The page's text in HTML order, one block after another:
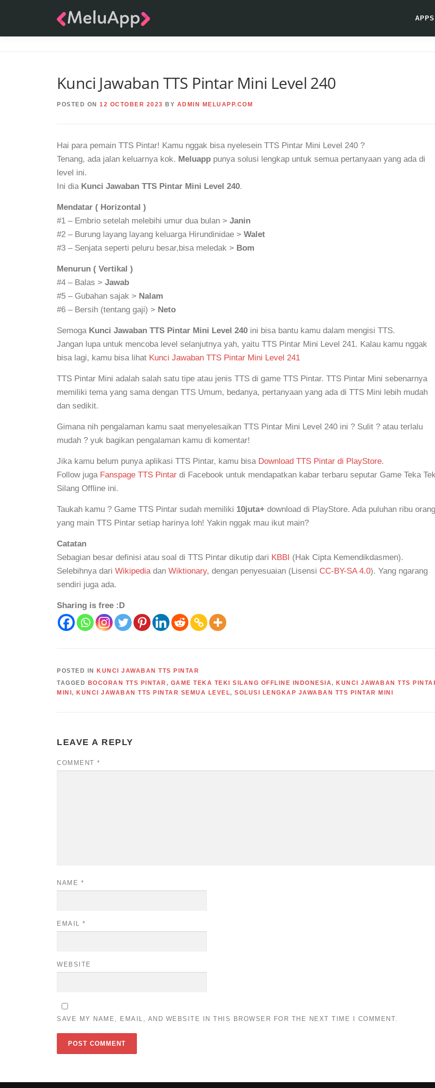
APPS
Kunci Jawaban TTS Pintar Mini Level 240
POSTED ON 12 OCTOBER 2023 BY ADMIN MELUAPP.COM
Hai para pemain TTS Pintar! Kamu nggak bisa nyelesein TTS Pintar Mini Level 240 ?
Tenang, ada jalan keluarnya kok. Meluapp punya solusi lengkap untuk semua pertanyaan yang ada di
level ini.
Ini dia Kunci Jawaban TTS Pintar Mini Level 240.
Mendatar ( Horizontal )
#1 – Embrio setelah melebihi umur dua bulan > Janin
#2 – Burung layang layang keluarga Hirundinidae > Walet
#3 – Senjata seperti peluru besar,bisa meledak > Bom
Menurun ( Vertikal )
#4 – Balas > Jawab
#5 – Gubahan sajak > Nalam
#6 – Bersih (tentang gaji) > Neto
Semoga Kunci Jawaban TTS Pintar Mini Level 240 ini bisa bantu kamu dalam mengisi TTS.
Jangan lupa untuk mencoba level selanjutnya yah, yaitu TTS Pintar Mini Level 241. Kalau kamu nggak
bisa lagi, kamu bisa lihat Kunci Jawaban TTS Pintar Mini Level 241
TTS Pintar Mini adalah salah satu tipe atau jenis TTS di game TTS Pintar. TTS Pintar Mini sebenarnya
memiliki tema yang sama dengan TTS Umum, bedanya, pertanyaan yang ada di TTS Mini lebih mudah
dan sedikit.
Gimana nih pengalaman kamu saat menyelesaikan TTS Pintar Mini Level 240 ini ? Sulit ? atau terlalu
mudah ? yuk bagikan pengalaman kamu di komentar!
Jika kamu belum punya aplikasi TTS Pintar, kamu bisa Download TTS Pintar di PlayStore.
Follow juga Fanspage TTS Pintar di Facebook untuk mendapatkan kabar terbaru seputar Game Teka
Silang Offline ini.
Taukah kamu ? Game TTS Pintar sudah memiliki 10juta+ download di PlayStore. Ada puluhan ribu orang
yang main TTS Pintar setiap harinya loh! Yakin nggak mau ikut main?
Catatan
Sebagian besar definisi atau soal di TTS Pintar dikutip dari KBBI (Hak Cipta Kemendikdasmen).
Selebihnya dari Wikipediadan Wiktionary, dengan penyesuaian (Lisensi CC-BY-SA 4.0). Yang ngarang
sendiri juga ada.
Sharing is free :D
POSTED IN
KUNCI JAWABAN TTS PINTAR
TAGGED
BOCORAN TTS PINTAR , GAME TEKA TEKI SILANG OFFLINE INDONESIA, KUNCI JAWABAN TTS
MINI , KUNCI JAWABAN TTS PINTAR SEMUA LEVEL, SOLUSI LENGKAP JAWABAN TTS PINTAR MINI
LEAVE A REPLY
COMMENT *
NAME *
EMAIL *
WEBSITE
SAVE MY NAME, EMAIL, AND WEBSITE IN THIS BROWSER FOR THE NEXT TIME I COMMENT.